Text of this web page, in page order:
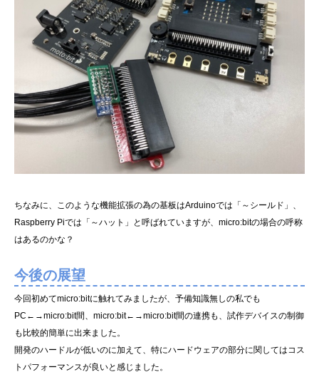
ちなみに、このような機能拡張の為の基板はArduinoでは「～シールド」、
Raspberry Piでは「～ハット」と呼ばれていますが、micro:bitの場合の呼称
はあるのかな？
今後の展望
今回初めてmicro:bitに触れてみましたが、予備知識無しの私でも
PC←→micro:bit間、micro:bit←→micro:bit間の連携も、試作デバイスの制御
も比較的簡単に出来ました。
開発のハードルが低いのに加えて、特にハードウェアの部分に関してはコス
トパフォーマンスが良いと感じました。